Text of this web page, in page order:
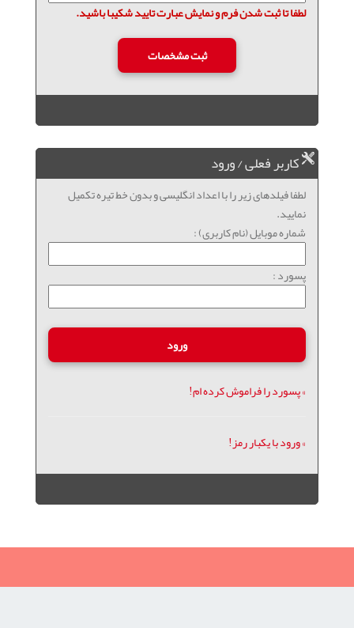
لطفا تا ثبت شدن فرم و نمایش عبارت تایید شکیبا باشید.
کاربر فعلی / ورود
لطفا فیلدهای زیر را با اعداد انگلیسی و بدون خط تیره تکمیل
نمایید.
شماره موبایل (نام کاربری) :
پسورد :
» پسورد را فراموش کرده ام!
» ورود با یکبار رمز!